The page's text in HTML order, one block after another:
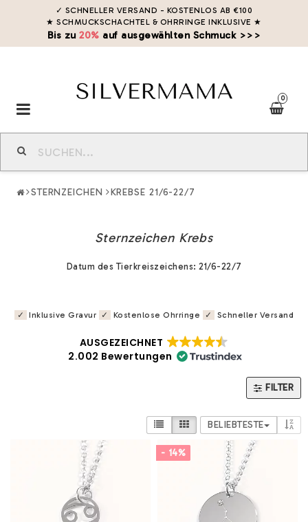
✓ SCHNELLER VERSAND - KOSTENLOS AB €100
★ SCHMUCKSCHACHTEL & OHRRINGE INKLUSIVE ★
Bis zu20% auf ausgewählten Schmuck >>>
0
Toggle
navigation
STERNZEICHEN KREBSE 21/6-22/7
Sternzeichen Krebs
Datum des Tierkreiszeichens: 21/6-22/7
✓ Inklusive Gravur ✓ Kostenlose Ohrringe ✓ Schneller Versand
AUSGEZEICHNET
2.002 Bewertungen
FILTER
BELIEBTESTE
- 14%